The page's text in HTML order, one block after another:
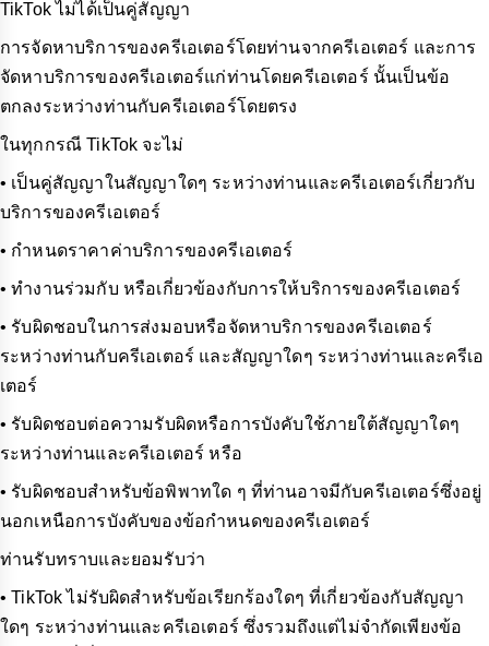
TikTok ไม่ได้เป็นคู่สัญญา
การจัดหาบริการของครีเอเตอร์โดยท่านจากครีเอเตอร์ และการ
จัดหาบริการของครีเอเตอร์แก่ท่านโดยครีเอเตอร์ นั้นเป็นข้อ
ตกลงระหว่างท่านกับครีเอเตอร์โดยตรง
ในทุกกรณี TikTok จะไม่
• เป็นคู่สัญญาในสัญญาใดๆ ระหว่างท่านและครีเอเตอร์เกี่ยวกับ
บริการของครีเอเตอร์
• กำหนดราคาค่าบริการของครีเอเตอร์
• ทำงานร่วมกับ หรือเกี่ยวข้องกับการให้บริการของครีเอเตอร์
• รับผิดชอบในการส่งมอบหรือจัดหาบริการของครีเอเตอร์
ระหว่างท่านกับครีเอเตอร์ และสัญญาใดๆ ระหว่างท่านและครีเอ
เตอร์
• รับผิดชอบต่อความรับผิดหรือการบังคับใช้ภายใต้สัญญาใดๆ
ระหว่างท่านและครีเอเตอร์ หรือ
• รับผิดชอบสำหรับข้อพิพาทใด ๆ ที่ท่านอาจมีกับครีเอเตอร์ซึ่งอยู่
นอกเหนือการบังคับของข้อกำหนดของครีเอเตอร์
ท่านรับทราบและยอมรับว่า
• TikTok ไม่รับผิดสำหรับข้อเรียกร้องใดๆ ที่เกี่ยวข้องกับสัญญา
ใดๆ ระหว่างท่านและครีเอเตอร์ ซึ่งรวมถึงแต่ไม่จำกัดเพียงข้อ